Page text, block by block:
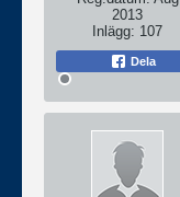
2013
Inlägg: 107
Dela